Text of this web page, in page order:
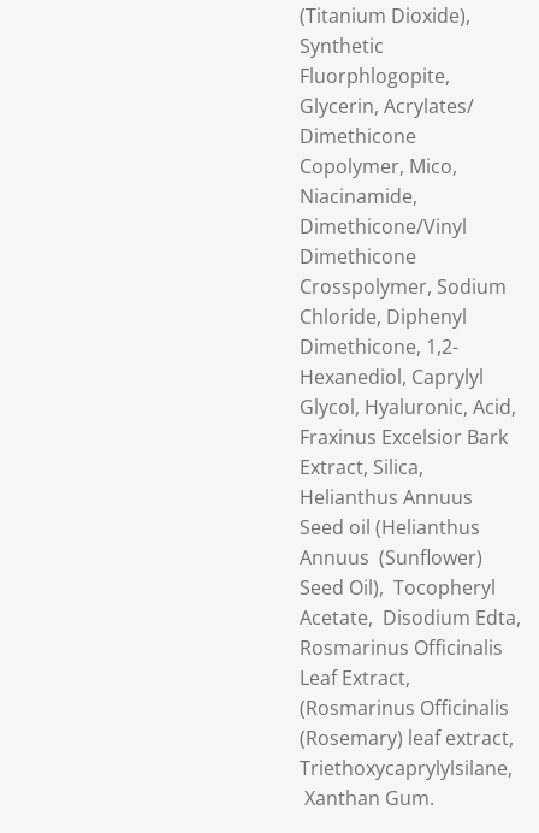
(Titanium Dioxide),
Synthetic
Fluorphlogopite,
Glycerin, Acrylates/
Dimethicone
Copolymer, Mico,
Niacinamide,
Dimethicone/Vinyl
Dimethicone
Crosspolymer, Sodium
Chloride, Diphenyl
Dimethicone, 1,2-
Hexanediol, Caprylyl
Glycol, Hyaluronic, Acid,
Fraxinus Excelsior Bark
Extract, Silica,
Helianthus Annuus
Seed oil (Helianthus
Annuus (Sunflower)
Seed Oil), Tocopheryl
Acetate, Disodium Edta,
Rosmarinus Officinalis
Leaf Extract,
(Rosmarinus Officinalis
(Rosemary) leaf extract,
Triethoxycaprylylsilane,
Xanthan Gum.